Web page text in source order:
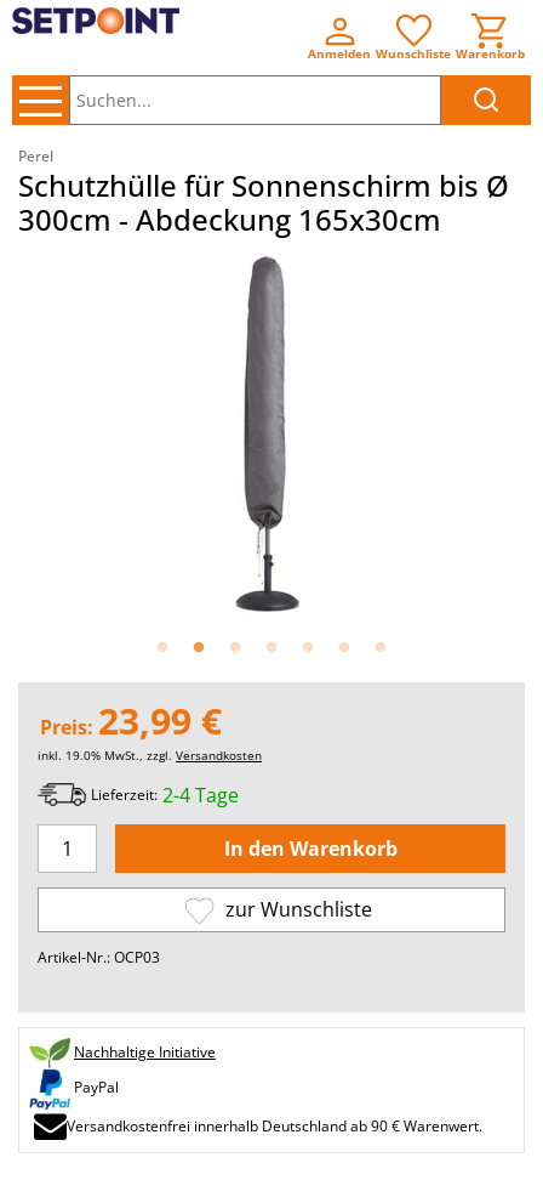
Anmelden Wunschliste Warenkorb
Perel
Schutzhülle für Sonnenschirm bis Ø
300cm - Abdeckung 165x30cm
Preis: 23,99 €
inkl. 19.0% MwSt., zzgl. Versandkosten
Lieferzeit: 2-4 Tage
zur Wunschliste
Artikel-Nr.: OCP03
Nachhaltige Initiative
PayPal
Versandkostenfrei innerhalb Deutschland ab 90 € Warenwert.